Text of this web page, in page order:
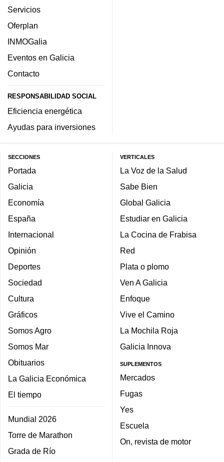
Servicios
Oferplan
INMOGalia
Eventos en Galicia
Contacto
RESPONSABILIDAD SOCIAL
Eficiencia energética
Ayudas para inversiones
SECCIONES
Portada
Galicia
Economía
España
Internacional
Opinión
Deportes
Sociedad
Cultura
Gráficos
Somos Agro
Somos Mar
Obituarios
La Galicia Económica
El tiempo
Mundial 2026
Torre de Marathon
Grada de Río
VERTICALES
La Voz de la Salud
Sabe Bien
Global Galicia
Estudiar en Galicia
La Cocina de Frabisa
Red
Plata o plomo
Ven A Galicia
Enfoque
Vive el Camino
La Mochila Roja
Galicia Innova
SUPLEMENTOS
Mercados
Fugas
Yes
Escuela
On, revista de motor